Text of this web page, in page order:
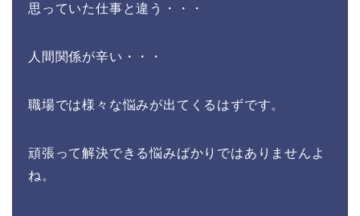
思っていた仕事と違う・・・
人間関係が辛い・・・
職場では様々な悩みが出てくるはずです。
頑張って解決できる悩みばかりではありませんよ
ね。